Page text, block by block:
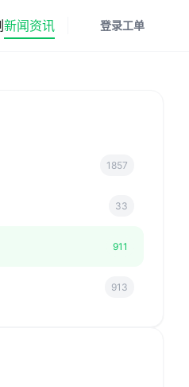
新闻资讯 登录工单
1857
33
911
913